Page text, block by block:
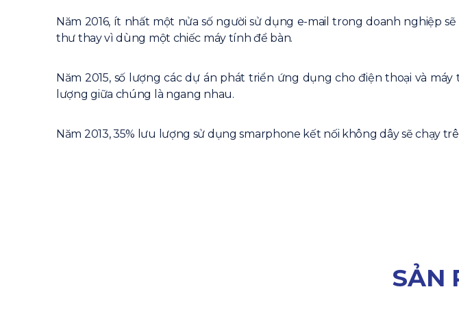
Năm 2016, ít nhất một nửa số người sử dụng e-mail trong doanh nghiệp
thư thay vì dùng một chiếc máy tính để bàn.
Năm 2015, số lượng các dự án phát triển ứng dụng cho điện thoại và
lượng giữa chúng là ngang nhau.
Năm 2013, 35% lưu lượng sử dụng smarphone kết nối không dây sẽ chạy
SẢN